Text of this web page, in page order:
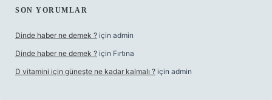
SON YORUMLAR
Dinde haber ne demek ? için admin
Dinde haber ne demek ? için Fırtına
D vitamini için güneşte ne kadar kalmalı ? için admin